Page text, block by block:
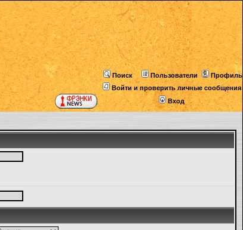
Поиск Пользователи
Профиль
Войти и проверить личные сообщения
Вход